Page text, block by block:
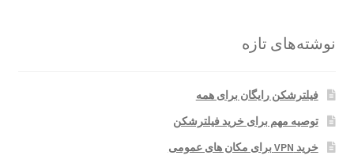
نوشته‌های تازه
فیلترشکن رایگان برای همه
توصیه مهم برای خرید فیلترشکن
خرید VPN برای مکان های عمومی